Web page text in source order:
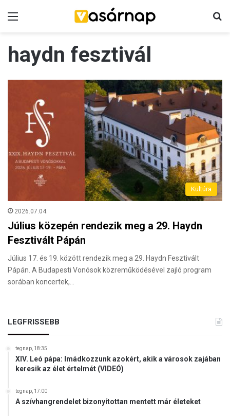
haydn fesztivál
Kultúra
2026.07.04.
Július közepén rendezik meg a 29. Haydn
Fesztivált Pápán
Július 17. és 19. között rendezik meg a 29. Haydn Fesztivált
Pápán. A Budapesti Vonósok közreműködésével zajló program
sorában koncertek,…
LEGFRISSEBB
tegnap, 18:35
XIV. Leó pápa: Imádkozzunk azokért, akik a városok zajában
keresik az élet értelmét (VIDEÓ)
tegnap, 17:00
A szívhangrendelet bizonyítottan mentett már életeket